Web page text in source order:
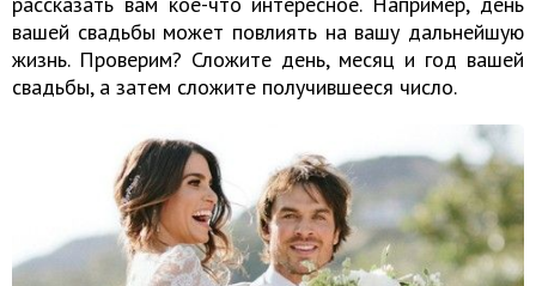
вашей свадьбы может повлиять на вашу дальнейшую
жизнь. Проверим? Сложите день, месяц и год вашей
свадьбы, а затем сложите получившееся число.